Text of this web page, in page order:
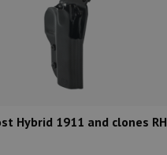
Hybrid 1911 and clones RH